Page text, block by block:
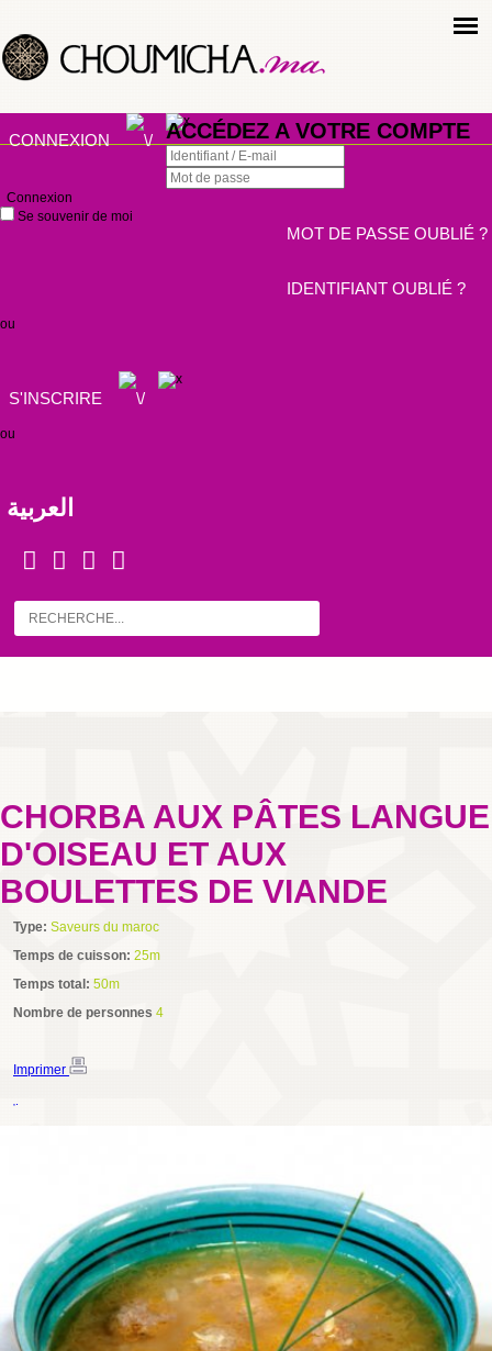
CONNEXION ACCÉDEZ A VOTRE COMPTE
Connexion
Se souvenir de moi
MOT DE PASSE OUBLIÉ ?
IDENTIFIANT OUBLIÉ ?
ou
S'INSCRIRE
ou
العربية
CHORBA AUX PÂTES LANGUE
D'OISEAU ET AUX
BOULETTES DE VIANDE
Type: Saveurs du maroc
Temps de cuisson: 25m
Temps total: 50m
Nombre de personnes 4
Imprimer